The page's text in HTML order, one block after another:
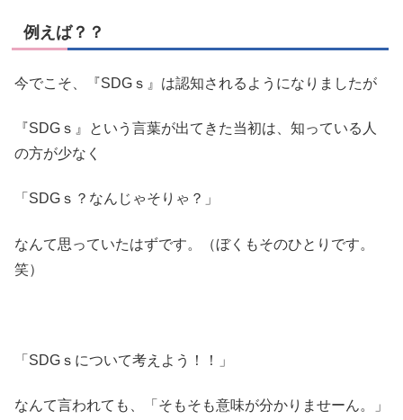
例えば？？
今でこそ、『SDGｓ』は認知されるようになりましたが
『SDGｓ』という言葉が出てきた当初は、知っている人
の方が少なく
「SDGｓ？なんじゃそりゃ？」
なんて思っていたはずです。（ぼくもそのひとりです。
笑）
「SDGｓについて考えよう！！」
なんて言われても、「そもそも意味が分かりませーん。」